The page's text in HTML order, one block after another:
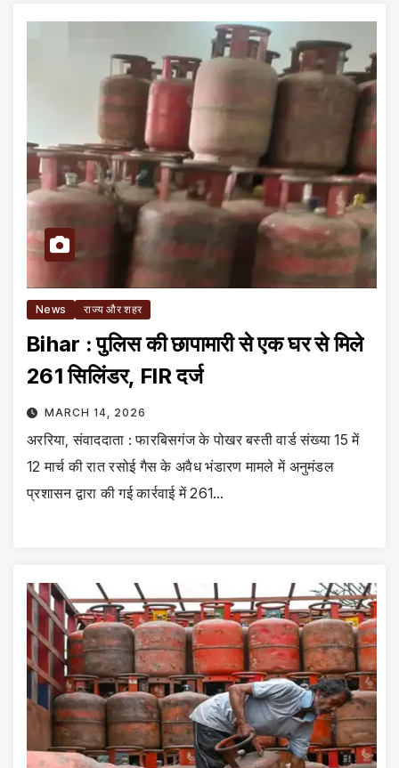
News राज्य और शहर
Bihar : पुलिस की छापामारी से एक घर से मिले
261 सिलिंडर, FIR दर्ज
MARCH 14, 2026
अररिया, संवाददाता : फारबिसगंज के पोखर बस्ती वार्ड संख्या 15 में
12 मार्च की रात रसोई गैस के अवैध भंडारण मामले में अनुमंडल
प्रशासन द्वारा की गई कार्रवाई में 261…